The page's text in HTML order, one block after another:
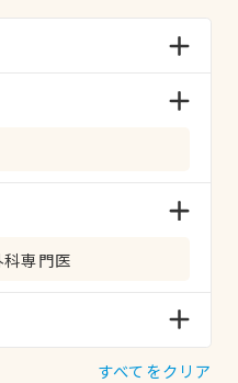
専門医
すべてをクリア